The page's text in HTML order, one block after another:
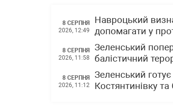
8 СЕРПНЯ
2026, 12:49
Навроцький
допомагати у
8 СЕРПНЯ
2026, 11:58
Зеленський
балістичний
8 СЕРПНЯ
2026, 11:12
Зеленський
Костянтинівку та